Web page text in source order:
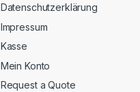
Datenschutzerklärung
Impressum
Kasse
Mein Konto
Request a Quote